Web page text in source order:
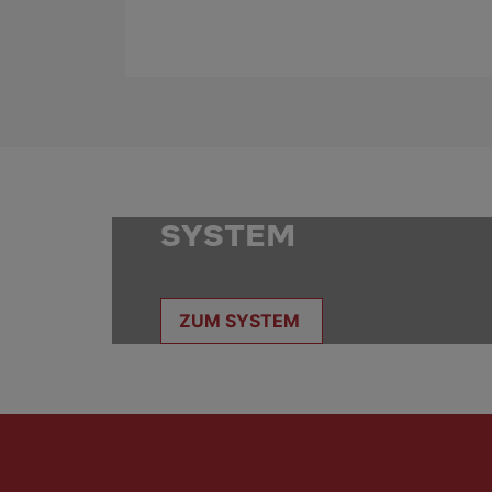
SYSTEM
ZUM SYSTEM